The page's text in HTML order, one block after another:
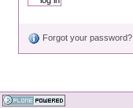
Forgot your password?